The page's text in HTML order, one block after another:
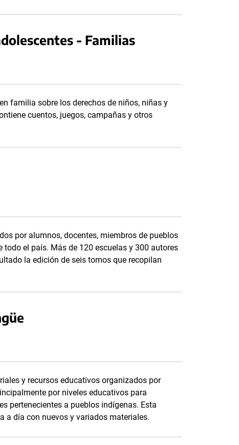
- Familias
familia sobre los derechos de niños, niñas y
cuentos, juegos, campañas y otros
por alumnos, docentes, miembros de pueblos
el país. Más de 120 escuelas y 300 autores
la edición de seis tomos que recopilan
y recursos educativos organizados por
por niveles educativos para
pertenecientes a pueblos indígenas. Esta
a día con nuevos y variados materiales.